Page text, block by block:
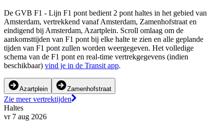
De GVB F1 - Lijn F1 pont bedient 2 pont haltes in het gebied van
Amsterdam, vertrekkend vanaf Amsterdam, Zamenhofstraat en
eindigend bij Amsterdam, Azartplein. Scroll omlaag om de
aankomsttijden van F1 pont bij elke halte te zien en alle geplande
tijden van F1 pont zullen worden weergegeven. Het volledige
schema van de F1 pont en real-time vertrekgegevens (indien
beschikbaar) vind je in de Transit app.
Azartplein Zamenhofstraat
Zie meer vertrektijden
Haltes
vr 7 aug 2026